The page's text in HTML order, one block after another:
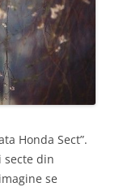
Honda Sect”.
din
se